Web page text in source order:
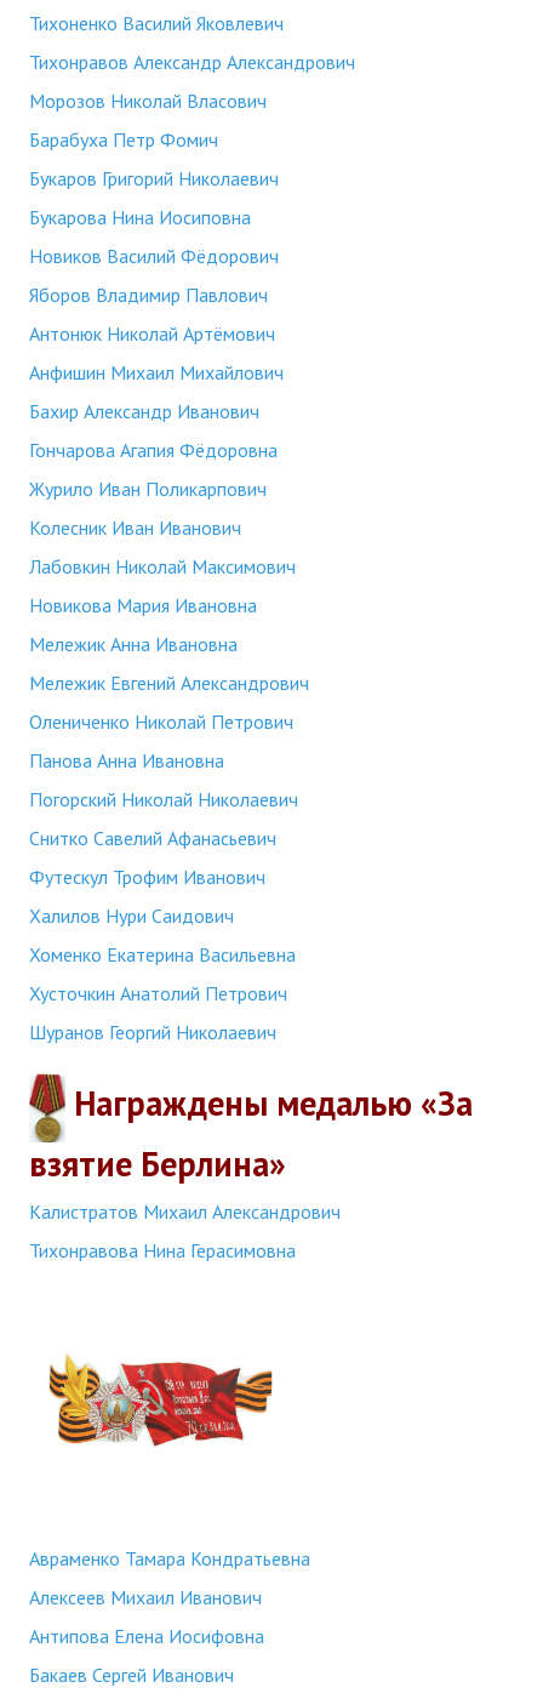
Тихоненко Василий Яковлевич
Тихонравов Александр Александрович
Морозов Николай Власович
Барабуха Петр Фомич
Букаров Григорий Николаевич
Букарова Нина Иосиповна
Новиков Василий Фёдорович
Яборов Владимир Павлович
Антонюк Николай Артёмович
Анфишин Михаил Михайлович
Бахир Александр Иванович
Гончарова Агапия Фёдоровна
Журило Иван Поликарпович
Колесник Иван Иванович
Лабовкин Николай Максимович
Новикова Мария Ивановна
Мележик Анна Ивановна
Мележик Евгений Александрович
Олениченко Николай Петрович
Панова Анна Ивановна
Погорский Николай Николаевич
Снитко Савелий Афанасьевич
Футескул Трофим Иванович
Халилов Нури Саидович
Хоменко Екатерина Васильевна
Хусточкин Анатолий Петрович
Шуранов Георгий Николаевич
Награждены медалью «За
взятие Берлина»
Калистратов Михаил Александрович
Тихонравова Нина Герасимовна
Авраменко Тамара Кондратьевна
Алексеев Михаил Иванович
Антипова Елена Иосифовна
Бакаев Сергей Иванович